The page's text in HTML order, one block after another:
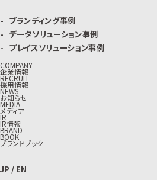
ブランディング事例
データソリューション事例
プレイスソリューション事例
COMPANY
企業情報
RECRUIT
採用情報
NEWS
お知らせ
MEDIA
メディア
IR
IR情報
BRAND
BOOK
ブランドブック
JP / EN